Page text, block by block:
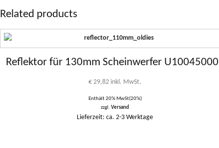
Related products
Reflektor für 130mm Scheinwerfer
€ 29,82 inkl. MwSt.
Enthält 20% MwSt(20%)
zzgl.Versand
Lieferzeit: ca. 2-3 Werktage